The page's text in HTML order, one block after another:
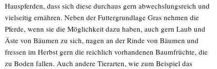
Hauspferden, dass sich diese durchaus gern abwechslungsreich und
vielseitig ernähren. Neben der Futtergrundlage Gras nehmen die
Pferde, wenn sie die Möglichkeit dazu haben, auch gern Laub und
Äste von Bäumen zu sich, nagen an der Rinde von Bäumen und
fressen im Herbst gern die reichlich vorhandenen Baumfrüchte, die
zu Boden fallen. Auch andere Tierarten, wie zum Beispiel das